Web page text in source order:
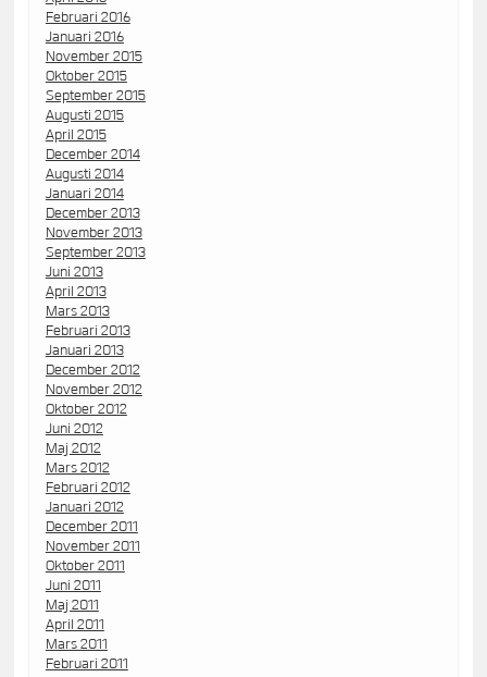
Februari 2016
Januari 2016
November 2015
Oktober 2015
September 2015
Augusti 2015
April 2015
December 2014
Augusti 2014
Januari 2014
December 2013
November 2013
September 2013
Juni 2013
April 2013
Mars 2013
Februari 2013
Januari 2013
December 2012
November 2012
Oktober 2012
Juni 2012
Maj 2012
Mars 2012
Februari 2012
Januari 2012
December 2011
November 2011
Oktober 2011
Juni 2011
Maj 2011
April 2011
Mars 2011
Februari 2011